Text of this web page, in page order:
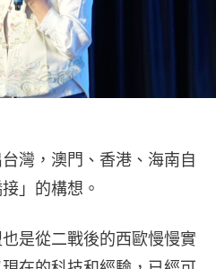
灣，澳門、香港、海南自
」的構想。
是從二戰後的西歐慢慢實